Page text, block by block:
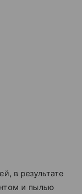
в результате
и пылью